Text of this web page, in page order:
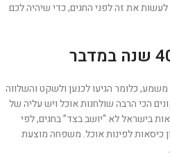
לעשות את זה לפני החגים, כדי שיהיה לכם
כלומר הגיעו לכנען ולשקט והשלווה
הכי הרבה שולחנות אוכל ויש עליה של
בישראל לא “יושב בצד” בחגים, לפי
כיסאות לפינות אוכל. משפחה מוצעת